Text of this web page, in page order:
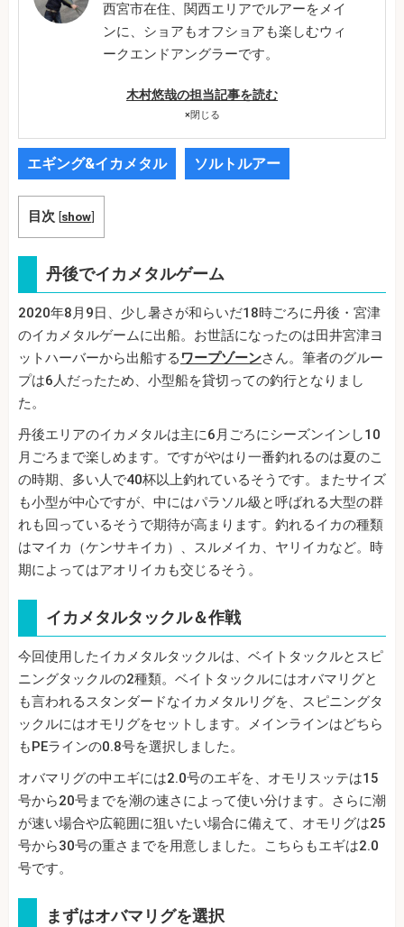
西宮市在住、関西エリアでルアーをメイ
ンに、ショアもオフショアも楽しむウィ
ークエンドアングラーです。
木村悠哉の担当記事を読む
×閉じる
エギング&イカメタル ソルトルアー
目次 [show]
丹後でイカメタルゲーム
2020年8月9日、少し暑さが和らいだ18時ごろに丹後・宮津
のイカメタルゲームに出船。お世話になったのは田井宮津ヨ
ットハーバーから出船する ワープゾーンさん。筆者のグルー
プは6人だったため、小型船を貸切っての釣行となりまし
た。
丹後エリアのイカメタルは主に6月ごろにシーズンインし10
月ごろまで楽しめます。ですがやはり一番釣れるのは夏のこ
の時期、多い人で40杯以上釣れているそうです。またサイズ
も小型が中心ですが、中にはパラソル級と呼ばれる大型の群
れも回っているそうで期待が高まります。釣れるイカの種類
はマイカ（ケンサキイカ）、スルメイカ、ヤリイカなど。時
期によってはアオリイカも交じるそう。
イカメタルタックル＆作戦
今回使用したイカメタルタックルは、ベイトタックルとスピ
ニングタックルの2種類。ベイトタックルにはオバマリグと
も言われるスタンダードなイカメタルリグを、スピニングタ
ックルにはオモリグをセットします。メインラインはどちら
もPEラインの0.8号を選択しました。
オバマリグの中エギには2.0号のエギを、オモリスッテは15
号から20号までを潮の速さによって使い分けます。さらに潮
が速い場合や広範囲に狙いたい場合に備えて、オモリグは25
号から30号の重さまでを用意しました。こちらもエギは2.0
号です。
まずはオバマリグを選択